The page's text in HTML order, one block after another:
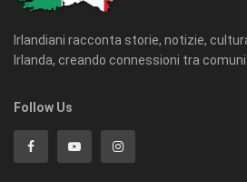
Irlandiani racconta storie, notizie,
Irlanda, creando connessioni tra
Follow Us